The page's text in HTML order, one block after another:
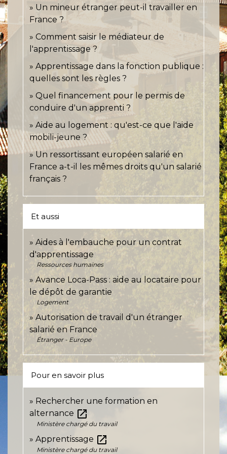
Un mineur étranger peut-il travailler en
France ?
Comment saisir le médiateur de
l'apprentissage ?
Apprentissage dans la fonction publique :
quelles sont les règles ?
Quel financement pour le permis de
conduire d'un apprenti ?
Aide au logement : qu'est-ce que l'aide
mobili-jeune ?
Un ressortissant européen salarié en
France a-t-il les mêmes droits qu'un salarié
français ?
Et aussi
Aides à l'embauche pour un contrat
d'apprentissage
Ressources humaines
Avance Loca-Pass : aide au locataire pour
le dépôt de garantie
Logement
Autorisation de travail d'un étranger
salarié en France
Étranger - Europe
Pour en savoir plus
Rechercher une formation en
alternance open_in_new
Ministère chargé du travail
Apprentissage open_in_new
Ministère chargé du travail